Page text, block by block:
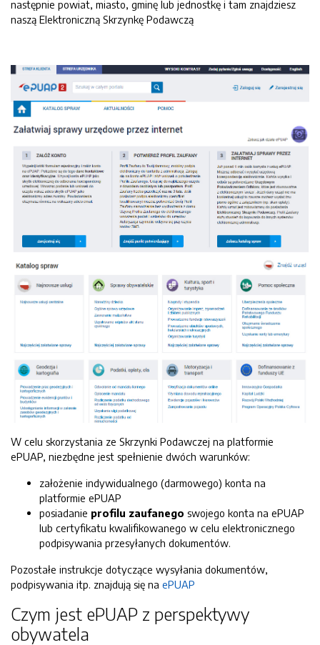
następnie powiat, miasto, gminę lub jednostkę i tam znajdziesz
naszą Elektroniczną Skrzynkę Podawczą
W celu skorzystania ze Skrzynki Podawczej na platformie
ePUAP, niezbędne jest spełnienie dwóch warunków:
założenie indywidualnego (darmowego) konta na
platformie ePUAP
posiadanie profilu zaufanego swojego konta na ePUAP
lub certyfikatu kwalifikowanego w celu elektronicznego
podpisywania przesyłanych dokumentów.
Pozostałe instrukcje dotyczące wysyłania dokumentów,
podpisywania itp. znajdują się na ePUAP
Czym jest ePUAP z perspektywy
obywatela